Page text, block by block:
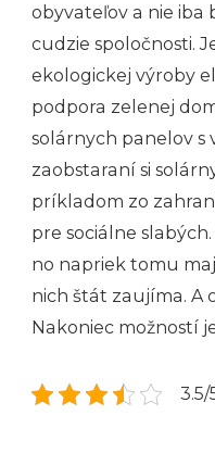
obyvateľov a nie iba
cudzie spoločnosti.
ekologickej výroby
podpora zelenej
solárnych panelov s
zaobstaraní si
príkladom zo
pre sociálne
no napriek tomu
nich štát zaujíma. A
Nakoniec možností
3.5/